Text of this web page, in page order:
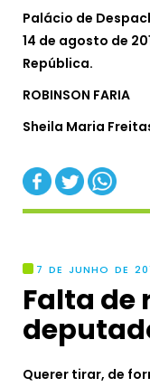
Palácio de
14 de agosto de
República.
ROBINSON FARIA
Sheila Maria
7 DE JUNHO DE
Falta de
Querer tirar, de